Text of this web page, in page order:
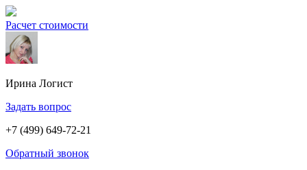
Расчет стоимости
Ирина Логист
Задать вопрос
+7 (499) 649-72-21
Обратный звонок